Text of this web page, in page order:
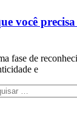
você
fase de
e